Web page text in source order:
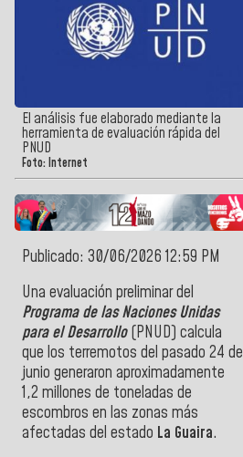
El análisis fue elaborado mediante la
herramienta de evaluación rápida del
PNUD
Foto: Internet
Publicado: 30/06/2026 12:59 PM
Una evaluación preliminar del
Programa de las Naciones Unidas
para el Desarrollo(PNUD) calcula
que los terremotos del pasado 24 de
junio generaron aproximadamente
1,2 millones de toneladas de
escombros en las zonas más
afectadas del estado La Guaira.